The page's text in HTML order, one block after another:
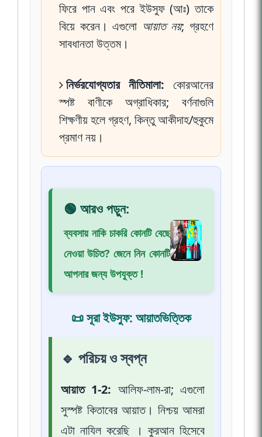
ফিরে পান এবং পরে ইউসুফ (আঃ) তাকে
বিয়ে করেন। এগুলো আয়াত নয়; গ্রহণে
সাবধানতা উত্তম।
নির্ভরযোগ্যতার নীতিমালা: কোরআনের
স্পষ্ট বাণীকে অগ্রাধিকার; বর্ণনাগুলি
শিক্ষণীয় হলে গ্রহণ, কিন্তু আকীদাহ/হুকুমে
প্রমাণ নয়।
🟢 আরও পড়ুন:
ব্যবসায় নাকি চাকরি কোনটি বেছে
নেওয়া উচিত? জেনে নিন কোনটি
আপনার জন্য উপযুক্ত !
📜 সূরা ইউসুফ: আয়াতভিত্তিক
🔹 পরিচয় ও স্বপ্ন
আয়াত 1-2: আলিফ-লাম-রা; এগুলো
সুস্পষ্ট কিতাবের আয়াত। নিশ্চয় আমরা
এটা নাযিল করেছি । কুরআন হিসেবে